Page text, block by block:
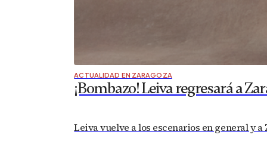
ACTUALIDAD EN ZARAGOZA
¡Bombazo! Leiva regresará a
Leiva vuelve a los escenarios en general y